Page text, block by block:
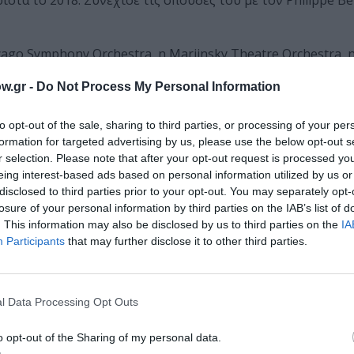
- Do Not Process My Personal Information
opt-out of the sale, sharing to third parties, or processing of your
for targeted advertising by us, please use the below opt-out
selection. Please note that after your opt-out request is processed
interest-based ads based on personal information utilized by us
to third parties prior to your opt-out. You may separately
of your personal information by third parties on the IAB’s list of
This information may also be disclosed by us to third parties on the
Participants that may further disclose it to other third parties.
Data Processing Opt Outs
opt-out of the Sharing of my personal data.
Symphony Orchestra, η Mariinsky Theatre Orchestra,
Orchestra και η Κρατική Ορχήστρα Αθηνών,
οι Zubin Mehta, Christoph Eschenbach, Yutaka
τη Mariinsky Theatre Orchestra υπό τη διεύθυνση του
Holstein Musik Festival, το Lotto Prize του Rheingau
ολοκληρωμένη ηχογράφηση των έργων για φλάουτο
δραστηριοποιείται ως μαέστρος και αναπτύσσει
ζητήματα.
στο Χαλάνδρι!